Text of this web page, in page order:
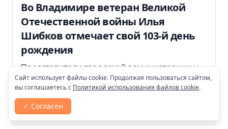
Во Владимире ветеран Великой
Отечественной войны Илья
Шибков отмечает свой 103-й день
рождения
Представители городской администрации и
депутаты приехали поздравить ветерана с
днем рождения.
18:19, 3 августа
Сайт использует файлы cookie. Продолжая пользоваться сайтом,
вы соглашаетесь с Политикой использования файлов cookie.
✓ Согласен